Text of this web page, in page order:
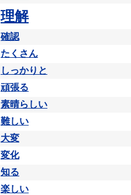
理解
確認
たくさん
しっかりと
頑張る
素晴らしい
難しい
大変
変化
知る
楽しい